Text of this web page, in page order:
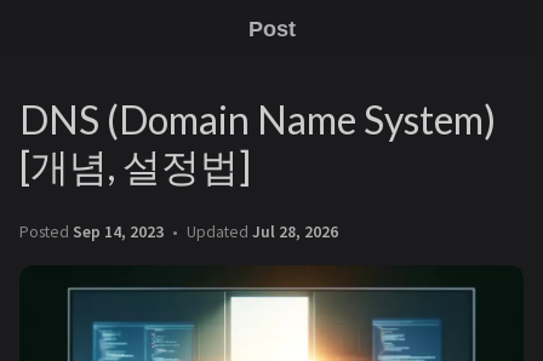
Post
DNS (Domain Name System)
[개념, 설정법]
Posted Sep 14, 2023 Updated Jul 28, 2026